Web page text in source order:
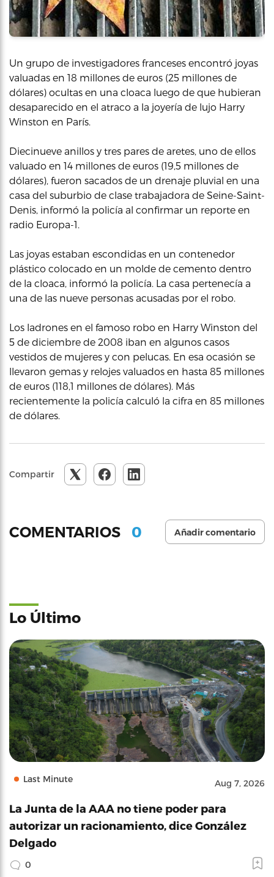
Un grupo de investigadores franceses encontró joyas
valuadas en 18 millones de euros (25 millones de
dólares) ocultas en una cloaca luego de que hubieran
desaparecido en el atraco a la joyería de lujo Harry
Winston en París.
Diecinueve anillos y tres pares de aretes, uno de ellos
valuado en 14 millones de euros (19,5 millones de
dólares), fueron sacados de un drenaje pluvial en una
casa del suburbio de clase trabajadora de Seine-Saint-
Denis, informó la policía al confirmar un reporte en
radio Europa-1.
Las joyas estaban escondidas en un contenedor
plástico colocado en un molde de cemento dentro
de la cloaca, informó la policía. La casa pertenecía a
una de las nueve personas acusadas por el robo.
Los ladrones en el famoso robo en Harry Winston del
5 de diciembre de 2008 iban en algunos casos
vestidos de mujeres y con pelucas. En esa ocasión se
llevaron gemas y relojes valuados en hasta 85 millones
de euros (118,1 millones de dólares). Más
recientemente la policía calculó la cifra en 85 millones
de dólares.
Compartir
COMENTARIOS 0 Añadir comentario
Lo Último
Last Minute Aug 7, 2026
La Junta de la AAA no tiene poder para
autorizar un racionamiento, dice González
Delgado
0